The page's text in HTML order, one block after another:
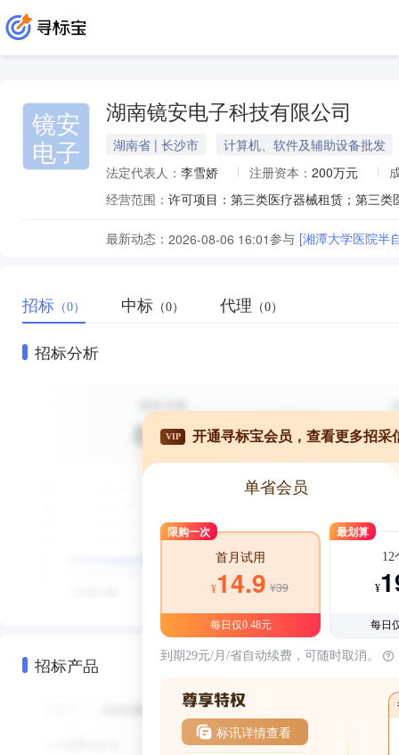
镜安
电子
湖南镜安电子科技有限公司
湖南省 | 长沙市
计算机、软件及辅助设备批发
法定代表人： 李雪娇 注册资本： 200万元
经营范围：
最新动态： 2026-08-06 16:01参与 [湘潭大学医院半
招标 （0） 中标 （0） 代理 （0）
招标分析
招标产品
VIP 开通寻标宝会员，查看更多招采
单省会员
限购一次
首月试用
¥14.9 ¥39
每日仅0.48元
最划算
12
¥
每日
到期29元/月/省自动续费，可随时取消。
标讯详情查看